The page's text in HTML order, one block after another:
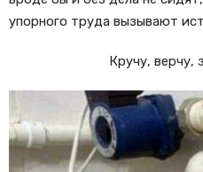
упорного труда вызывают
Кручу, верчу,